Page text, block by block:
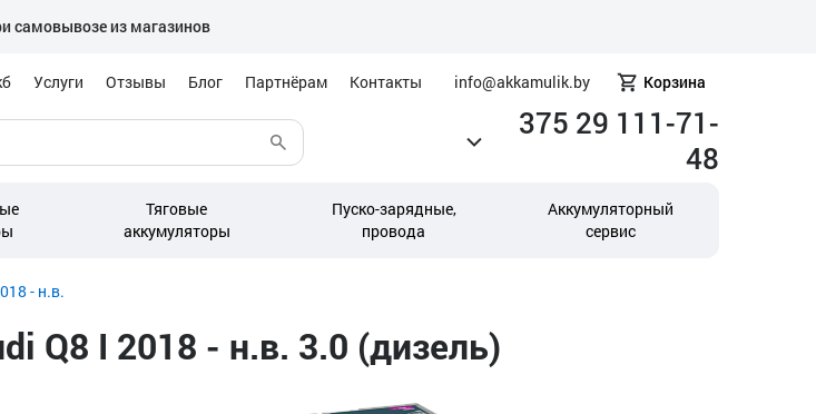
самовывозе из магазинов
Услуги Отзывы Блог Партнёрам Контакты info@akkamulik.by Корзина
375 29 111-71-
48
Тяговые
аккумуляторы
Пуско-зарядные,
провода
Аккумуляторный
сервис
- н.в.
Q8 I 2018 - н.в. 3.0 (дизель)